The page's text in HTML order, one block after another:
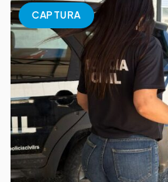
CAPTURA